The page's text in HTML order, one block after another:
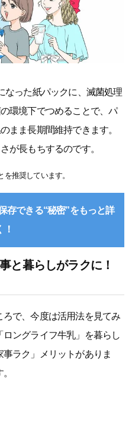
なった紙パックに、滅菌処理
環境下でつめることで、パ
まま長期間維持できます。
が長もちするのです。
推奨しています。
存できる“秘密”をもっと詳
！
と暮らしがラクに！
で、今度は活用法を見てみ
ングライフ牛乳」を暮らし
ラク」メリットがありま